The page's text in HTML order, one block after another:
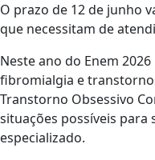
O prazo de 12 de junho
que necessitam de
Neste ano do Enem
fibromialgia e
Transtorno Obsessivo
situações possíveis
especializado.